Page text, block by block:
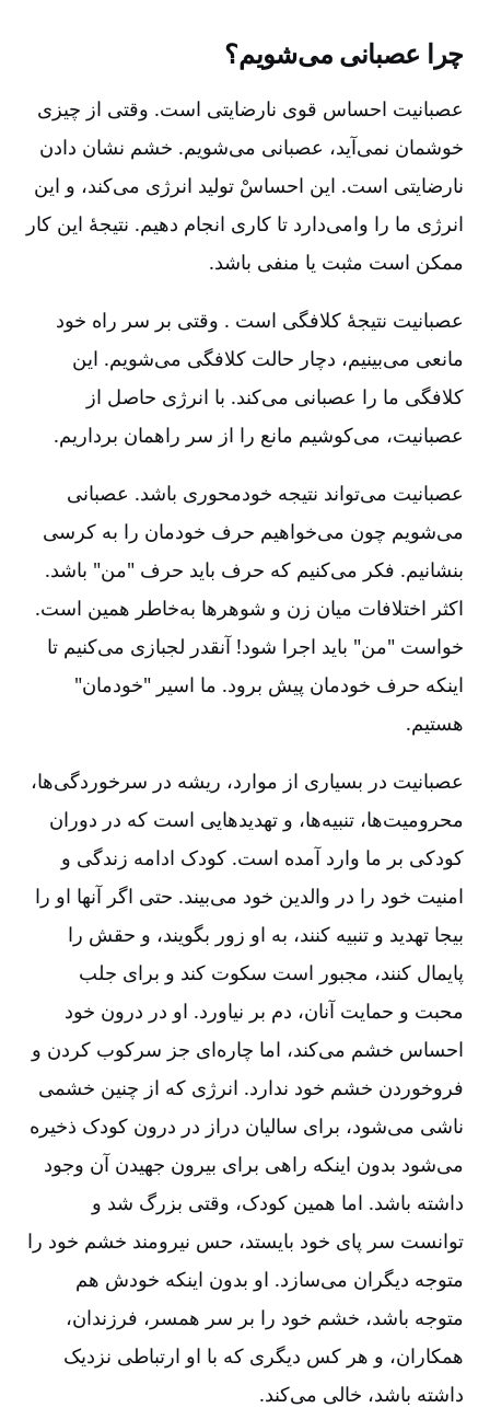
چرا عصبانی می‌شویم‌؟
عصبانیت احساس قوی نارضایتی است‌. وقتی از چیزی
خوشمان نمی‌آید، عصبانی می‌شویم‌. خشم نشان دادن
نارضایتی است‌. این احساسْ تولید انرژی می‌کند، و این
انرژی ما را وامی‌دارد تا کاری انجام دهیم‌. نتیجۀ این کار
ممکن است مثبت یا منفی باشد.
عصبانیت نتیجۀ کلافگی است . وقتی بر سر راه خود
مانعی می‌بینیم‌، دچار حالت کلافگی می‌شویم‌. این
کلافگی ما را عصبانی می‌کند. با انرژی حاصل از
عصبانیت‌، می‌کوشیم مانع را از سر راهمان برداریم‌.
عصبانیت می‌تواند نتیجه خودمحوری باشد. عصبانی
می‌شویم چون می‌خواهیم حرف خودمان را به کرسی
بنشانیم‌. فکر می‌کنیم که حرف باید حرف "من‌" باشد.
اکثر اختلافات میان زن و شوهرها به‌خاطر همین است‌.
خواست "من" باید اجرا شود! آنقدر لجبازی می‌کنیم تا
اینکه حرف خودمان پیش برود. ما اسیر "خودمان‌"
هستیم‌.
عصبانیت در بسیاری از موارد، ریشه در سرخوردگی‌ها،
محرومیت‌ها، تنبیه‌ها، و تهدیدهایی است که در دوران
کودکی بر ما وارد آمده است‌. کودک ادامه زندگی و
امنیت خود را در والدین خود می‌بیند. حتی اگر آنها او را
بیجا تهدید و تنبیه کنند، به او زور بگویند، و حقش را
پایمال کنند، مجبور است سکوت کند و برای جلب
محبت و حمایت آنان‌، دم بر نیاورد. او در درون خود
احساس خشم می‌کند، اما چاره‌ای جز سرکوب کردن و
فروخوردن خشم خود ندارد. انرژی که از چنین خشمی
ناشی می‌شود، برای سالیان دراز در درون کودک ذخیره
می‌شود بدون اینکه راهی برای بیرون جهیدن آن وجود
داشته باشد. اما همین کودک‌، وقتی بزرگ شد و
توانست سر پای خود بایستد، حس نیرومند خشم خود را
متوجه دیگران می‌سازد. او بدون اینکه خودش هم
متوجه باشد، خشم خود را بر سر همسر، فرزندان‌،
همکاران‌، و هر کس دیگری که با او ارتباطی نزدیک
داشته باشد، خالی می‌کند.